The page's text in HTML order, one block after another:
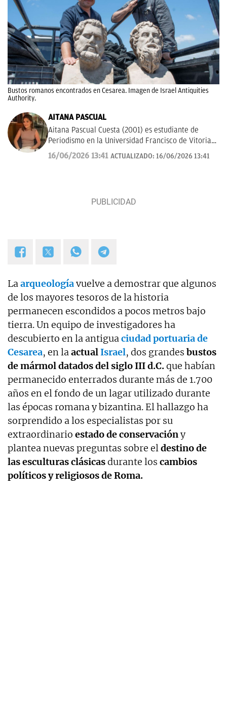
Bustos romanos encontrados en Cesarea. Imagen de Israel Antiquities
Authority.
AITANA PASCUAL
Aitana Pascual Cuesta (2001) es estudiante de
Periodismo en la Universidad Francisco de Vitoria
de Madrid desde el 2023. Escogió esta profesión
por su gran vocación con la comunicación y la
los sucesos de forma clara y rigurosa.
16/06/2026 13:41 ACTUALIZADO: 16/06/2026 13:41
Laarqueologíavuelve a demostrar que algunos
de los mayores tesoros de la historia
permanecen escondidos a pocos metros bajo
tierra. Un equipo de investigadores ha
descubierto en la antiguaciudad portuaria de
Cesarea, en laactualIsrael, dos grandes bustos
de mármol datados del siglo III d.C.que habían
permanecido enterrados durante más de 1.700
años en el fondo de un lagar utilizado durante
las épocas romana y bizantina. El hallazgo ha
sorprendido a los especialistas por su
extraordinario estado de conservacióny
plantea nuevas preguntas sobre eldestino de
las esculturas clásicasdurante los cambios
políticos y religiosos de Roma.